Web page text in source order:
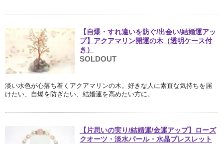
【自爆・すれ違いを防ぐ/出会い/結婚運アッ
プ】アクアマリン開運の木（透明ケース付
き）
SOLDOUT
淡い水色が心落ち着くアクアマリンの木。好きな人に素直な気持ちを届
けたい、自爆を防ぎたい、結婚運を高めたい方に。
【片思いの実り/結婚運/金運アップ】ローズ
クオーツ・淡水パール・水晶ブレスレット